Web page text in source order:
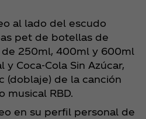
al lado del escudo
pet de botellas de
250ml, 400ml y 600ml
y Coca‑Cola Sin Azúcar,
(doblaje) de la canción
musical RBD.
en su perfil personal de